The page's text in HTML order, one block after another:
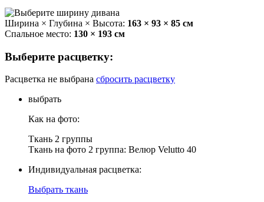
Ширина × Глубина × Высота: 163 × 93 × 85 см
Спальное место: 130 × 193 см
Выберите расцветку:
Расцветка не выбрана сбросить расцветку
выбрать
Как на фото:
Ткань 2 группы
Ткань на фото 2 группа: Велюр Velutto 40
Индивидуальная расцветка:
Выбрать ткань